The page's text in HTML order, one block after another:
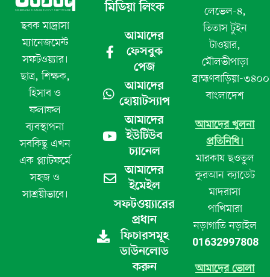
ছবক মাদ্রাসা
ম্যানেজমেন্ট
সফটওয়্যার।
ছাত্র, শিক্ষক,
হিসাব ও
ফলাফল
ব্যবস্থাপনা
সবকিছু এখন
এক প্ল্যাটফর্মে
সহজ ও
সাশ্রয়ীভাবে।
মিডিয়া লিংক
আমাদের
ফেসবুক
পেজ
আমাদের
হোয়াটস্যাপ
আমাদের
ইউটিউব
চ্যানেল
আমাদের
ইমেইল
সফটওয়্যারের
প্রধান
ফিচারসমূহ
ডাউনলোড
করুন
লেভেল-৪,
তিতাস টুইন
টাওয়ার,
মৌলভীপাড়া
ব্রাহ্মণবাড়িয়া-৩৪০০
বাংলাদেশ
আমাদের খুলনা
প্রতিনিধি।
মারকায ছওতুল
কুরআন ক্যাডেট
মাদরাসা
পাখিমারা
নড়াগাতি নড়াইল
01632997808
আমাদের ভোলা